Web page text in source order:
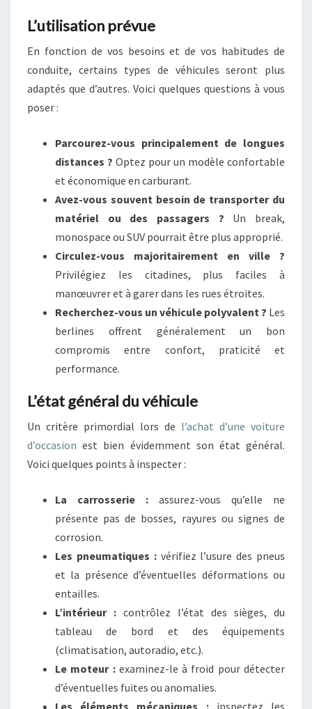
L’utilisation prévue
En fonction de vos besoins et de vos habitudes de
conduite, certains types de véhicules seront plus
adaptés que d’autres. Voici quelques questions à vous
poser :
Parcourez-vous principalement de longues
distances ? Optez pour un modèle confortable
et économique en carburant.
Avez-vous souvent besoin de transporter du
matériel ou des passagers ? Un break,
monospace ou SUV pourrait être plus approprié.
Circulez-vous majoritairement en ville ?
Privilégiez les citadines, plus faciles à
manœuvrer et à garer dans les rues étroites.
Recherchez-vous un véhicule polyvalent ? Les
berlines offrent généralement un bon
compromis entre confort, praticité et
performance.
L’état général du véhicule
Un critère primordial lors de l’achat d’une voiture
d’occasion est bien évidemment son état général.
Voici quelques points à inspecter :
La carrosserie : assurez-vous qu’elle ne
présente pas de bosses, rayures ou signes de
corrosion.
Les pneumatiques :vérifiez l’usure des pneus
et la présence d’éventuelles déformations ou
entailles.
L’intérieur : contrôlez l’état des sièges, du
tableau de bord et des équipements
(climatisation, autoradio, etc.).
Le moteur :examinez-le à froid pour détecter
d’éventuelles fuites ou anomalies.